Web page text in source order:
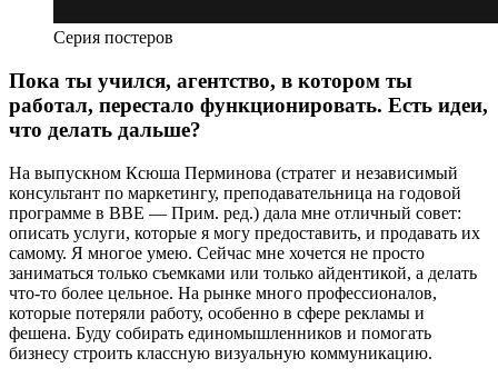
Серия постеров
Пока ты учился, агентство, в котором ты
работал, перестало функционировать. Есть идеи,
что делать дальше?
На выпускном Ксюша Перминова (стратег и независимый
консультант по маркетингу, преподавательница на годовой
программе в BBE — Прим. ред.) дала мне отличный совет:
описать услуги, которые я могу предоставить, и продавать их
самому. Я многое умею. Сейчас мне хочется не просто
заниматься только съемками или только айдентикой, а делать
что-то более цельное. На рынке много профессионалов,
которые потеряли работу, особенно в сфере рекламы и
фешена. Буду собирать единомышленников и помогать
бизнесу строить классную визуальную коммуникацию.